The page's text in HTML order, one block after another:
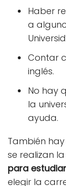
Haber
a
Contar
inglés.
No hay
la
ayuda.
También
se realizan
para
elegir la